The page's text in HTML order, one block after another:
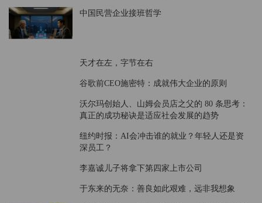
中国民营企业接班哲学
天才在左，字节在右
谷歌前CEO施密特：成就伟大企业的原则
沃尔玛创始人、山姆会员店之父的 80 条思考：
真正的成功秘诀是适应社会发展的趋势
纽约时报：AI会冲击谁的就业？年轻人还是资
深员工？
李嘉诚儿子将拿下第四家上市公司
于东来的无奈：善良如此艰难，远非我想象